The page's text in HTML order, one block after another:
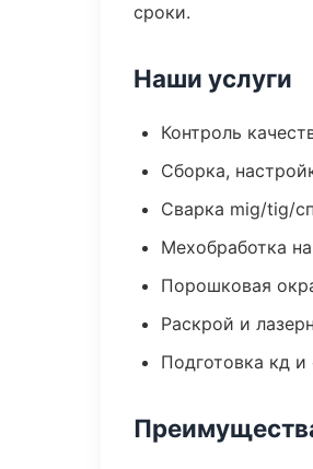
сроки.
Наши услуги
Контроль
Сборка,
Сварка mig/tig/сп
Мехобработка
Порошковая
Раскрой и
Подготовка кд и